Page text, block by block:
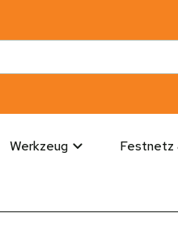
Werkzeug Festnetz